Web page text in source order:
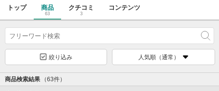
トップ 商品
63
クチコミ
3
コンテンツ
絞り込み 人気順（通常）
商品検索結果 （63件）